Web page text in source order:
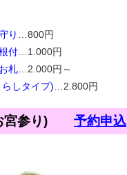
り
…800円
付…1.000円
札…2.000円～
しタイプ) …2.800円
宮参り) 予約申込